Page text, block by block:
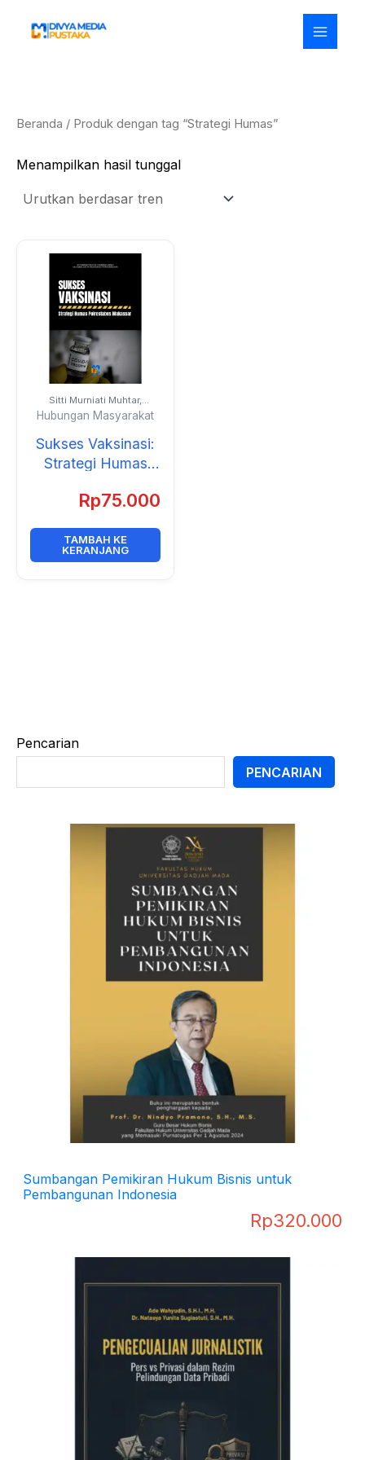
Pencarian
PENCARIAN
Sumbangan Pemikiran Hukum Bisnis untuk
Pembangunan Indonesia
Rp320.000
Beranda / Produk dengan tag “Strategi Humas”
Menampilkan hasil tunggal
Sitti Murniati Muhtar,
Sudirman Karnay, Muh.
Iqbal Sultan, dan
Ramadhan
Hubungan Masyarakat
Sukses Vaksinasi:
Strategi Humas
Makassar
Rp75.000
TAMBAH KE
KERANJANG